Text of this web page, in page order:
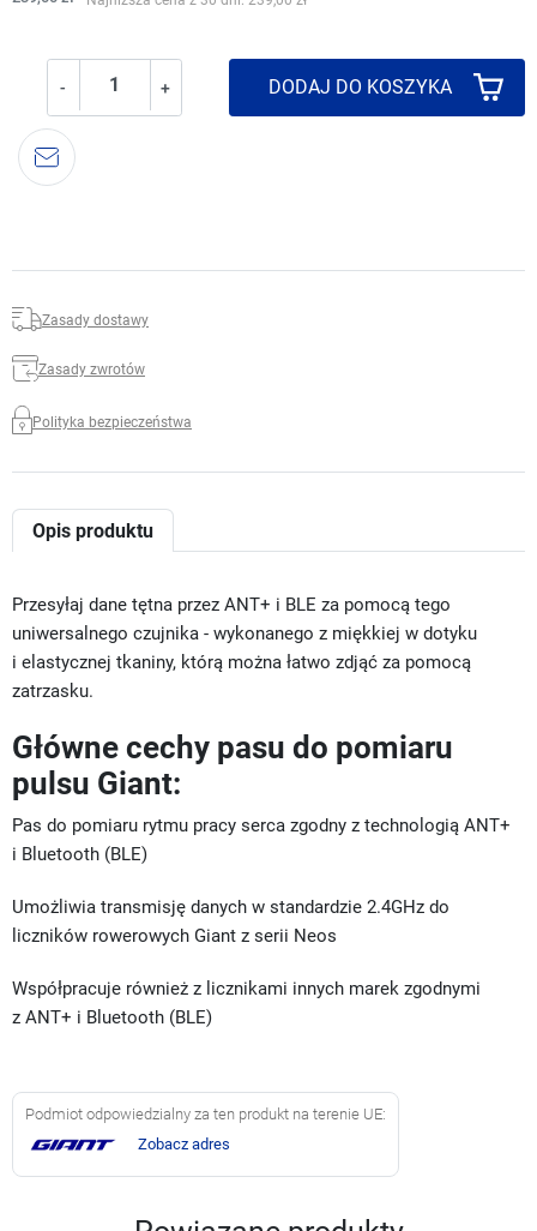
- + DODAJ DO KOSZYKA
Zasady dostawy
Zasady zwrotów
Polityka bezpieczeństwa
Opis produktu
Przesyłaj dane tętna przez ANT+ i BLE za pomocą tego
uniwersalnego czujnika - wykonanego z miękkiej w dotyku
i elastycznej tkaniny, którą można łatwo zdjąć za pomocą
zatrzasku.
Główne cechy pasu do pomiaru
pulsu Giant:
Pas do pomiaru rytmu pracy serca zgodny z technologią ANT+
i Bluetooth (BLE)
Umożliwia transmisję danych w standardzie 2.4GHz do
liczników rowerowych Giant z serii Neos
Współpracuje również z licznikami innych marek zgodnymi
z ANT+ i Bluetooth (BLE)
Podmiot odpowiedzialny za ten produkt na terenie UE:
Zobacz adres